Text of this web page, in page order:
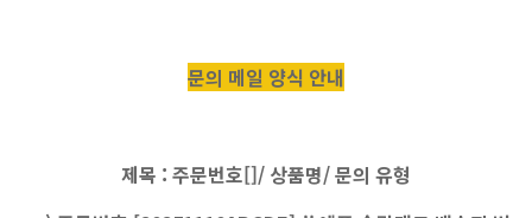
문의 메일 양식 안내
제목 : 주문번호[]/ 상품명/ 문의 유형